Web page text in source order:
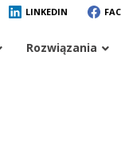
LINKEDIN
Rozwiązania